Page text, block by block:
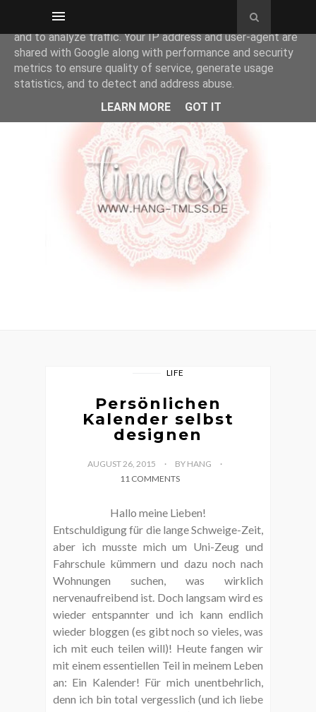
LIFE
Persönlichen
Kalender selbst
designen
AUGUST 26, 2015
BY HANG
11 COMMENTS
Hallo meine Lieben!
Entschuldigung für die lange Schweige-Zeit,
aber ich musste mich um Uni-Zeug und
Fahrschule kümmern und dazu noch nach
Wohnungen suchen, was wirklich
nervenaufreibend ist. Doch langsam wird es
wieder entspannter und ich kann endlich
wieder bloggen (es gibt noch so vieles, was
ich mit euch teilen will)! Heute fangen wir
mit einem essentiellen Teil in meinem Leben
an: Ein Kalender! Für mich unentbehrlich,
denn ich bin total vergesslich (und ich liebe
This site uses cookies from Google to deliver its services
and to analyze traffic. Your IP address and user-agent are
shared with Google along with performance and security
metrics to ensure quality of service, generate usage
statistics, and to detect and address abuse.
LEARN MORE
GOT IT